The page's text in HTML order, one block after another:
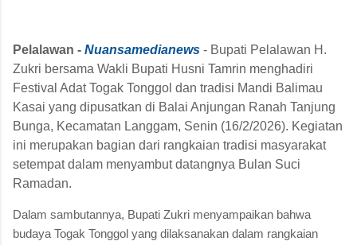
Pelalawan - Nuansamedianews - Bupati Pelalawan H.
Zukri bersama Wakli Bupati Husni Tamrin menghadiri
Festival Adat Togak Tonggol dan tradisi Mandi Balimau
Kasai yang dipusatkan di Balai Anjungan Ranah Tanjung
Bunga, Kecamatan Langgam, Senin (16/2/2026). Kegiatan
ini merupakan bagian dari rangkaian tradisi masyarakat
setempat dalam menyambut datangnya Bulan Suci
Ramadan.
Dalam sambutannya, Bupati Zukri menyampaikan bahwa
budaya Togak Tonggol yang dilaksanakan dalam rangkaian